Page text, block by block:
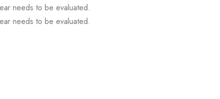
needs to be evaluated.
needs to be evaluated.